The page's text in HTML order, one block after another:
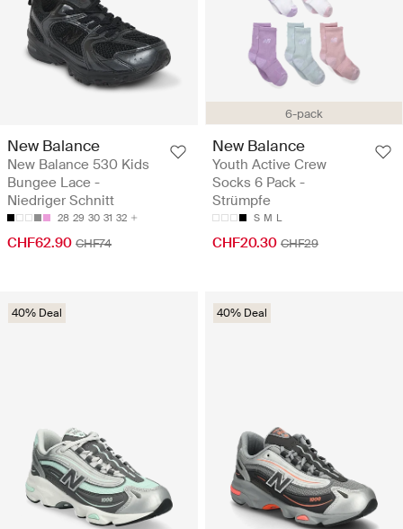
New Balance
New Balance 530 Kids
Bungee Lace -
Niedriger Schnitt
28 29 30 31 32
CHF62.90 CHF74
6-pack
New Balance
Youth Active Crew
Socks 6 Pack -
Strümpfe
S M L
CHF20.30 CHF29
40% Deal 40% Deal